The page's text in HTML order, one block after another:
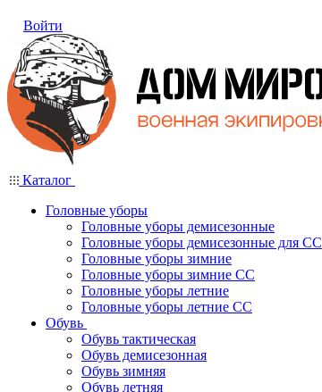
Войти
Каталог
Головные уборы
Головные уборы демисезонные
Головные уборы демисезонные для СС
Головные уборы зимние
Головные уборы зимние СС
Головные уборы летние
Головные уборы летние СС
Обувь
Обувь тактическая
Обувь демисезонная
Обувь зимняя
Обувь летняя